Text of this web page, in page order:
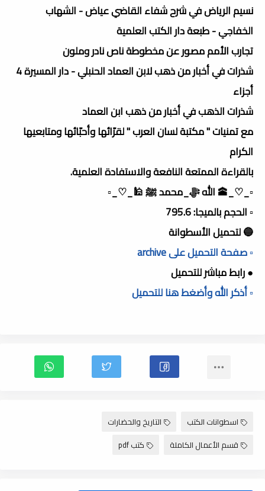
نسيم الرياض في شرح شفاء القاضي عياض - الشهاب
الخفاجي - طبعة دار الكتب العلمية
تجارب الأمم مصور عن مخطوطة ناص نادر وملون
شذرات في أخبار من ذهب لابن العماد الحنبلي - دار المسيرة 4
أجزاء
شذرات الذهب في أخبار من ذهب ابن العماد
مع تمنيات " مكتبة لسان العرب " لقرّائها وأحبّائها ومتابعيها
الكرام
بالقراءة الممتعة النافعة والاستفادة العلمية.
▫️_♡_🕋 الله ﷻ_محمد ﷺ 🕌_♡_▫️
▫️ الحجم بالميجا: 795.6
🔵 لتحميل الأسطوانة
▫️ صفحة التحميل على archive
● رابط مباشر للتحميل
▫️ أذكر الله وأضغط هنا للتحميل
اسطوانات الكتب
التاريخ والحضارات
قسم الأعمال الكاملة
كتب pdf